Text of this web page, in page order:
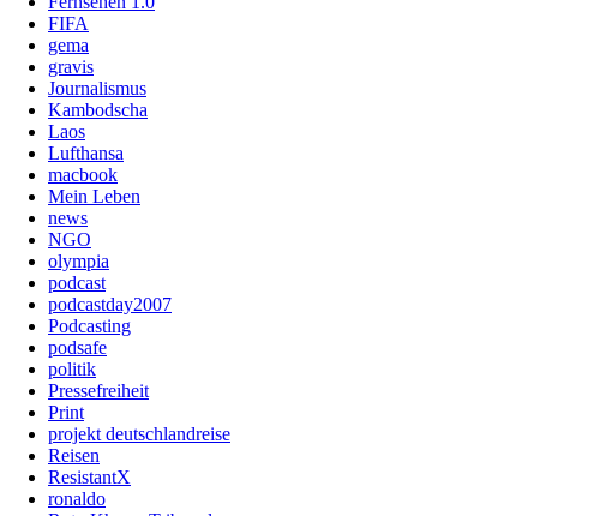
FIFA
gema
gravis
Journalismus
Kambodscha
Laos
Lufthansa
macbook
Mein Leben
news
NGO
olympia
podcast
podcastday2007
Podcasting
podsafe
politik
Pressefreiheit
Print
projekt deutschlandreise
Reisen
ResistantX
ronaldo